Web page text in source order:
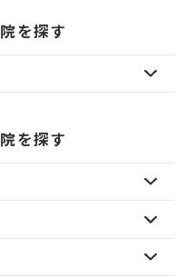
を探す
を探す